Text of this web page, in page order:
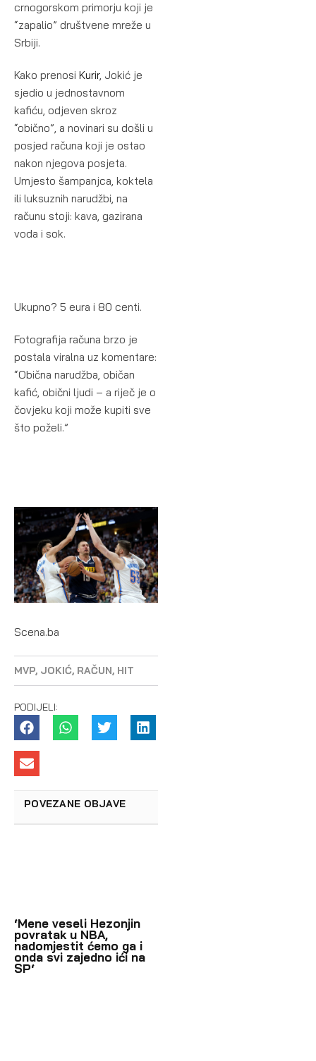
crnogorskom primorju koji je
“zapalio” društvene mreže u
Srbiji.
Kako prenosi Kurir, Jokić je
sjedio u jednostavnom
kafiću, odjeven skroz
“obično”, a novinari su došli u
posjed računa koji je ostao
nakon njegova posjeta.
Umjesto šampanjca, koktela
ili luksuznih narudžbi, na
računu stoji: kava, gazirana
voda i sok.
Ukupno? 5 eura i 80 centi.
Fotografija računa brzo je
postala viralna uz komentare:
“Obična narudžba, običan
kafić, obični ljudi – a riječ je o
čovjeku koji može kupiti sve
što poželi.”
Scena.ba
MVP, JOKIĆ, RAČUN, HIT
PODIJELI:
POVEZANE OBJAVE
‘Mene veseli Hezonjin
povratak u NBA,
nadomjestit ćemo ga i
onda svi zajedno ići na
SP‘